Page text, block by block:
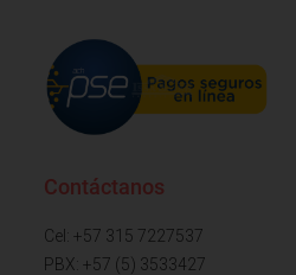
Contáctanos
Cel: +57 315 7227537
PBX: +57 (5) 3533427